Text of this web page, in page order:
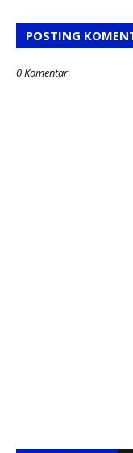
POSTING
0 Komentar